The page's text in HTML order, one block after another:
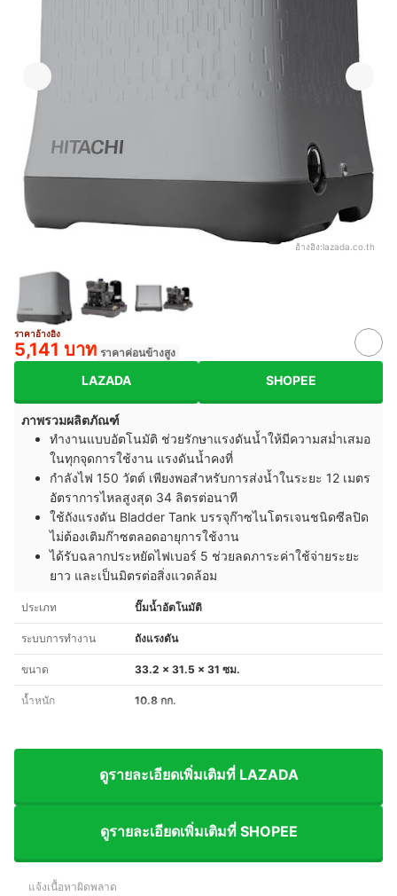
อ้างอิง:lazada.co.th
ราคาอ้างอิง
5,141 บาท ราคาค่อนข้างสูง
LAZADA SHOPEE
ภาพรวมผลิตภัณฑ์
ทำงานแบบอัตโนมัติ ช่วยรักษาแรงดันน้ำให้มีความสม่ำเสมอ
ในทุกจุดการใช้งาน แรงดันน้ำคงที่
กำลังไฟ 150 วัตต์ เพียงพอสำหรับการส่งน้ำในระยะ 12 เมตร
อัตราการไหลสูงสุด 34 ลิตรต่อนาที
ใช้ถังแรงดัน Bladder Tank บรรจุก๊าซไนโตรเจนชนิดซีลปิด
ไม่ต้องเติมก๊าซตลอดอายุการใช้งาน
ได้รับฉลากประหยัดไฟเบอร์ 5 ช่วยลดภาระค่าใช้จ่ายระยะ
ยาว และเป็นมิตรต่อสิ่งแวดล้อม
ประเภท ปั๊มน้ำอัตโนมัติ
ระบบการทำงาน ถังแรงดัน
ขนาด 33.2 x 31.5 x 31 ซม.
น้ำหนัก 10.8 กก.
ดูรายละเอียดเพิ่มเติมที่ LAZADA
ดูรายละเอียดเพิ่มเติมที่ SHOPEE
แจ้งเนื้อหาผิดพลาด